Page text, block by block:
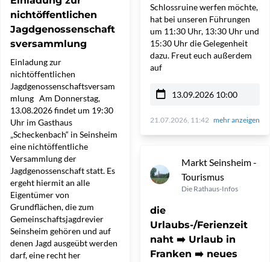
nichtöffentlichen
Jagdgenossenschaft
sversammlung
Einladung zur
nichtöffentlichen
Jagdgenossenschaftsversam
mlung Am Donnerstag,
13.08.2026 findet um 19:30
Uhr im Gasthaus
„Scheckenbach“ in Seinsheim
eine nichtöffentliche
Versammlung der
Jagdgenossenschaft statt. Es
ergeht hiermit an alle
Eigentümer von
Grundflächen, die zum
Gemeinschaftsjagdrevier
Seinsheim gehören und auf
denen Jagd ausgeübt werden
darf, eine recht her
Schlossruine werfen möchte,
hat bei unseren Führungen
um 11:30 Uhr, 13:30 Uhr und
15:30 Uhr die Gelegenheit
dazu. Freut euch außerdem
auf
13.09.2026 10:00
21.07.2026, 11:42 mehr anzeigen
Markt Seinsheim -
Tourismus
Die Rathaus-Infos
die
Urlaubs-/Ferienzeit
naht ➡️ Urlaub in
Franken ➡️ neues